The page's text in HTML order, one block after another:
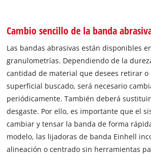
Cambio sencillo de la banda
Las bandas abrasivas están disponibles
granulometrías. Dependiendo de la
cantidad de material que desees retirar o
superficial buscado, será necesario
periódicamente. También deberá
desgaste. Por ello, es importante que el
cambiar y tensar la banda de forma
modelo, las lijadoras de banda Einhell
alineación o centrado sin herramientas